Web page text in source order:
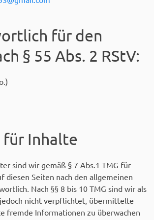
für den
§ 55 Abs. 2 RStV:
Inhalte
sind wir gemäß § 7 Abs.1 TMG für
diesen Seiten nach den allgemeinen
Nach §§ 8 bis 10 TMG sind wir als
nicht verpflichtet, übermittelte
fremde Informationen zu überwachen